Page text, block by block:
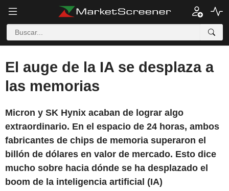
El auge de la IA se desplaza a
las memorias
Micron y SK Hynix acaban de lograr algo
extraordinario. En el espacio de 24 horas, ambos
fabricantes de chips de memoria superaron el
billón de dólares en valor de mercado. Esto dice
mucho sobre hacia dónde se ha desplazado el
boom de la inteligencia artificial (IA)